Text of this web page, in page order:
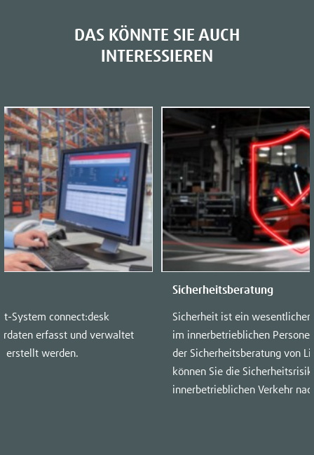
DAS KÖNNTE SIE AUCH
INTERESSIEREN
System connect:desk
erfasst und verwaltet
erstellt werden.
Sicherheitsberatung
Sicherheit ist ein
im innerbetrieblichen
der Sicherheitsberatung von
können Sie die
innerbetrieblichen Verkehr